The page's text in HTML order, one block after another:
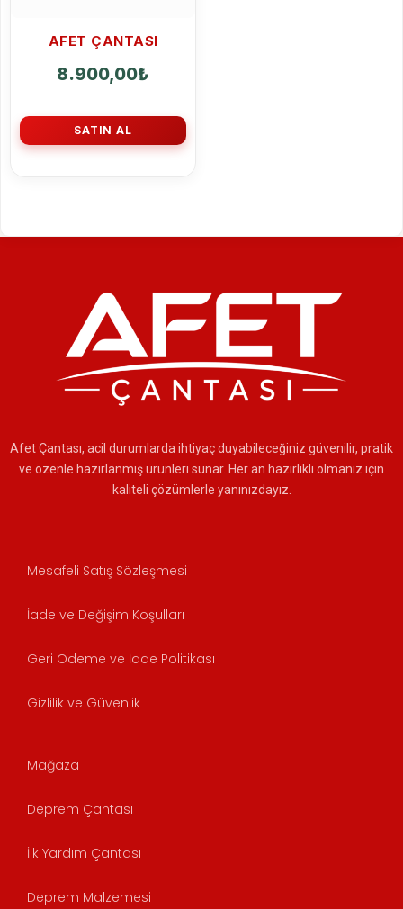
AFET ÇANTASI
8.900,00₺
SATIN AL
Afet Çantası, acil durumlarda ihtiyaç duyabileceğiniz güvenilir, pratik
ve özenle hazırlanmış ürünleri sunar. Her an hazırlıklı olmanız için
kaliteli çözümlerle yanınızdayız.
Mesafeli Satış Sözleşmesi
İade ve Değişim Koşulları
Geri Ödeme ve İade Politikası
Gizlilik ve Güvenlik
Mağaza
Deprem Çantası
İlk Yardım Çantası
Deprem Malzemesi